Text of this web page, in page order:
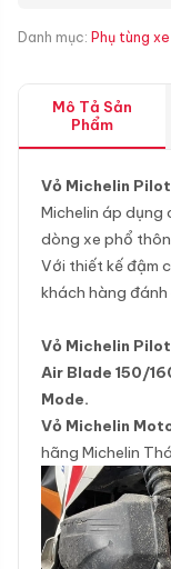
Danh mục: Phụ tùng
Mô Tả Sản
Phẩm
Vỏ Michelin
Michelin áp dụng
dòng xe phổ
Với thiết kế đậm
khách hàng
Vỏ Michelin
Air Blade 150/
Mode.
Vỏ Michelin
hãng Michelin